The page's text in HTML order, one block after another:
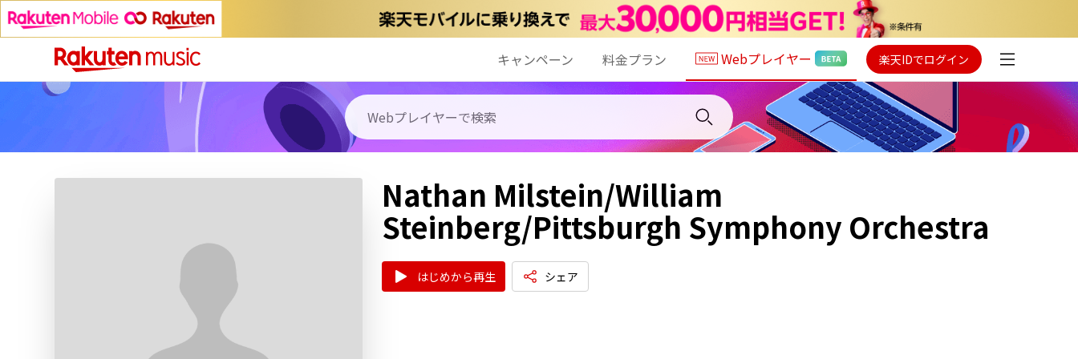
キャンペーン 料金プラン Webプレイヤー 楽天IDでログイン
Nathan Milstein/William
Steinberg/Pittsburgh Symphony Orchestra
はじめから再生 シェア